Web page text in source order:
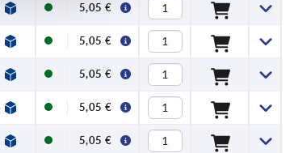
5,05 €
5,05 €
5,05 €
5,05 €
5,05 €